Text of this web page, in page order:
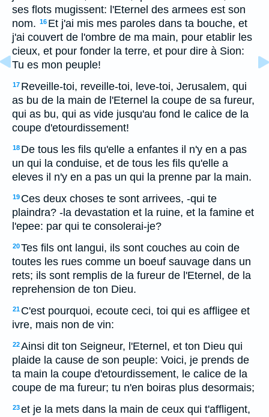
ses flots mugissent: l'Eternel des armees est son
nom. 16 Et j'ai mis mes paroles dans ta bouche, et
j'ai couvert de l'ombre de ma main, pour etablir les
cieux, et pour fonder la terre, et pour dire à Sion:
Tu es mon peuple!
17 Reveille-toi, reveille-toi, leve-toi, Jerusalem, qui
as bu de la main de l'Eternel la coupe de sa fureur,
qui as bu, qui as vide jusqu'au fond le calice de la
coupe d'etourdissement!
18 De tous les fils qu'elle a enfantes il n'y en a pas
un qui la conduise, et de tous les fils qu'elle a
eleves il n'y en a pas un qui la prenne par la main.
19 Ces deux choses te sont arrivees, -qui te
plaindra? -la devastation et la ruine, et la famine et
l'epee: par qui te consolerai-je?
20Tes fils ont langui, ils sont couches au coin de
toutes les rues comme un boeuf sauvage dans un
rets; ils sont remplis de la fureur de l'Eternel, de la
reprehension de ton Dieu.
21 C'est pourquoi, ecoute ceci, toi qui es affligee et
ivre, mais non de vin:
22Ainsi dit ton Seigneur, l'Eternel, et ton Dieu qui
plaide la cause de son peuple: Voici, je prends de
ta main la coupe d'etourdissement, le calice de la
coupe de ma fureur; tu n'en boiras plus desormais;
23et je la mets dans la main de ceux qui t'affligent,